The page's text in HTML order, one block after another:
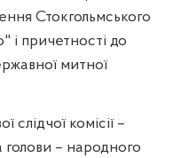
Стокгольмського
і причетності до
митної
комісії –
– народного